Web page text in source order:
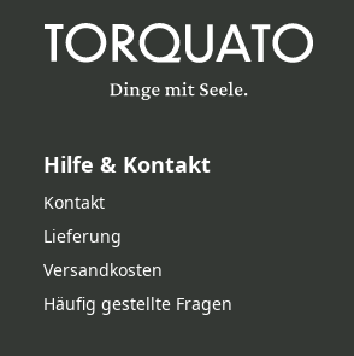
Hilfe & Kontakt
Kontakt
Lieferung
Versandkosten
Häufig gestellte Fragen